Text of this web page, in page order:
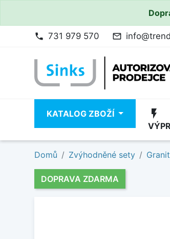
phone 731 979 570 mail_outline
KATALOG ZBOŽÍ flash_on
Domů Zvýhodněné sety
DOPRAVA ZDARMA